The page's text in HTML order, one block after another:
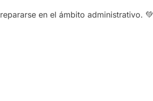
en el ámbito administrativo. 💚